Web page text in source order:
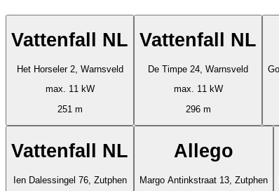
Vattenfall NL
Het Horseler 2, Warnsveld
max. 11 kW
251 m
Vattenfall NL
De Timpe 24, Warnsveld
max. 11 kW
296 m
Vattenfall NL
Ien Dalessingel 76, Zutphen
Allego
Margo Antinkstraat 13, Zutphen